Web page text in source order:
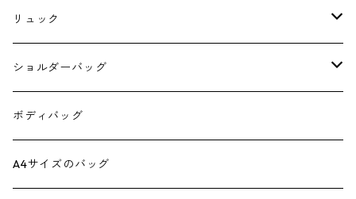
A4サイズのトート
4 pockets tote
ダブルポケットミニトート
ダブルポケットミニ2wayトート
リュック
スクエアリュック
スクエアリュック390
スクエアリュック 正方形
ショルダーバッグ
6号帆布のショルダー
スクエア2wayショルダー
ボディバッグ
A4サイズのバッグ